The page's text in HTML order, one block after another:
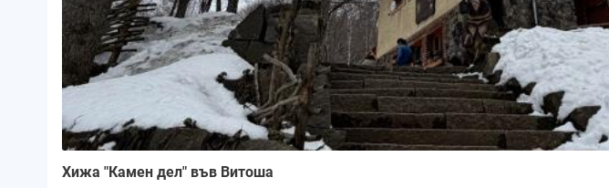
Хижа "Камен дел" във Витоша